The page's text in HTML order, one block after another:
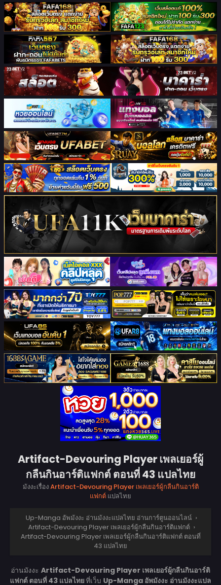
Artifact-Devouring Player เพลเยอร์ผู้
กลืนกินอาร์ติแฟกต์ ตอนที่ 43 แปลไทย
มังงะเรื่องArtifact-Devouring Player เพลเยอร์ผู้กลืนกินอาร์ติ
แฟกต์ แปลไทย
Up-Manga อัพมังงะ อ่านมังงะแปลไทย อ่านการ์ตูนออนไลน์ ›
Artifact-Devouring Player เพลเยอร์ผู้กลืนกินอาร์ติแฟกต์ ›
Artifact-Devouring Player เพลเยอร์ผู้กลืนกินอาร์ติแฟกต์ ตอนที่
43 แปลไทย
อ่านมังงะ Artifact-Devouring Player เพลเยอร์ผู้กลืนกินอาร์ติ
แฟกต์ ตอนที่ 43 แปลไทยที่เว็บ Up-Manga อัพมังงะ อ่านมังงะแปล